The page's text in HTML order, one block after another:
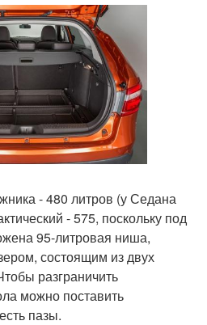
- 480 литров (у Седана
- 575, поскольку под
95-литровая ниша,
состоящим из двух
разграничить
можно поставить
пазы.